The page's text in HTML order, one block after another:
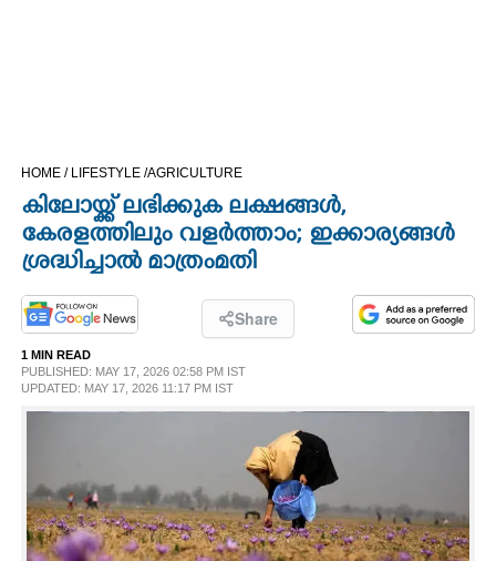
OPINION
PHOTOS
LIFESTYLE
INFO+
HOME / LIFESTYLE /AGRICULTURE
കിലോയ്ക്ക് ലഭിക്കുക ലക്ഷങ്ങൾ,
കേരളത്തിലും വളർത്താം; ഇക്കാര്യങ്ങൾ
ശ്രദ്ധിച്ചാൽ മാത്രംമതി
Share
1 MIN READ
PUBLISHED: MAY 17, 2026 02:58 PM IST
UPDATED: MAY 17, 2026 11:17 PM IST